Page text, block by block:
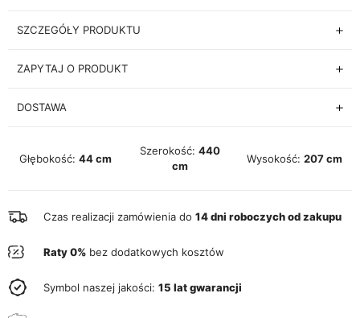
SZCZEGÓŁY PRODUKTU
ZAPYTAJ O PRODUKT
DOSTAWA
Głębokość: 44 cm
Szerokość: 440
cm
Wysokość:207 cm
Czas realizacji zamówienia do 14 dni roboczych od zakupu
Raty 0% bez dodatkowych kosztów
Symbol naszej jakości: 15 lat gwarancji